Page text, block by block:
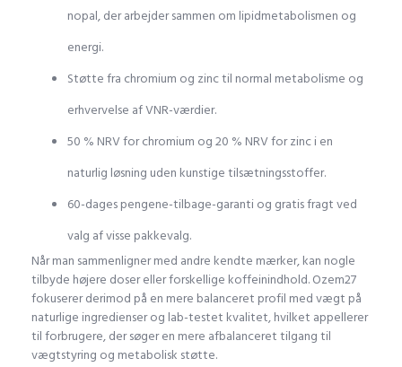
nopal, der arbejder sammen om lipidmetabolismen og
energi.
Støtte fra chromium og zinc til normal metabolisme og
erhvervelse af VNR-værdier.
50 % NRV for chromium og 20 % NRV for zinc i en
naturlig løsning uden kunstige tilsætningsstoffer.
60-dages pengene-tilbage-garanti og gratis fragt ved
valg af visse pakkevalg.
Når man sammenligner med andre kendte mærker, kan nogle
tilbyde højere doser eller forskellige koffeinindhold. Ozem27
fokuserer derimod på en mere balanceret profil med vægt på
naturlige ingredienser og lab-testet kvalitet, hvilket appellerer
til forbrugere, der søger en mere afbalanceret tilgang til
vægtstyring og metabolisk støtte.